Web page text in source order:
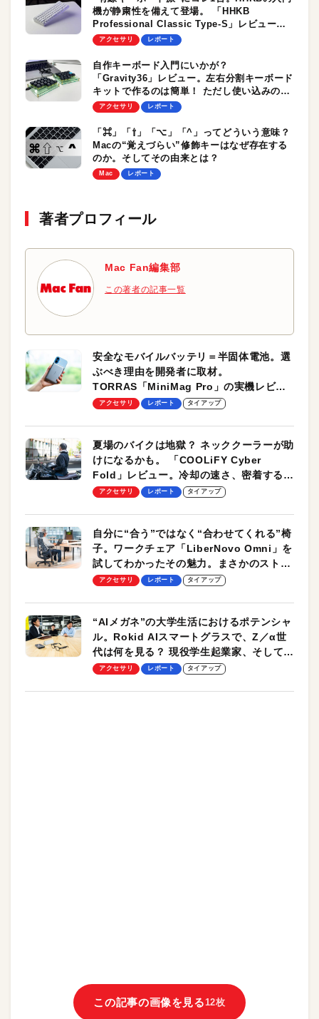
機が静粛性を備えて登場。 「HHKB
Professional Classic Type-S」レビュー。
ラインアップも刷新されるぞ！
アクセサリ レポート
自作キーボード入門にいかが？
「Gravity36」レビュー。左右分割キーボード
キットで作るのは簡単！ ただし使い込みの道
は、険しく果てなく、奥深い…
アクセサリ レポート
「⌘」「⇧」「⌥」「^」ってどういう意味？
Macの“覚えづらい”修飾キーはなぜ存在する
のか。そしてその由来とは？
Mac レポート
著者プロフィール
Mac Fan編集部
この著者の記事一覧
安全なモバイルバッテリ＝半固体電池。選
ぶべき理由を開発者に取材。
TORRAS「MiniMag Pro」の実機レビュ
ーも
アクセサリ レポート タイアップ
夏場のバイクは地獄？ ネッククーラーが助
けになるかも。 「COOLiFY Cyber
Fold」レビュー。冷却の速さ、密着する冷
却プレート、シンプルな操作性がグッド！
アクセサリ レポート タイアップ
自分に“合う”ではなく“合わせてくれる”椅
子。ワークチェア「LiberNovo Omni」を
試してわかったその魅力。まさかのストレ
ッチ機能も搭載
アクセサリ レポート タイアップ
“AIメガネ”の大学生活におけるポテンシャ
ル。Rokid AIスマートグラスで、Z／α世
代は何を見る？ 現役学生起業家、そして教
授による体験会レポート【PR】
アクセサリ レポート タイアップ
この記事の画像を見る 12枚